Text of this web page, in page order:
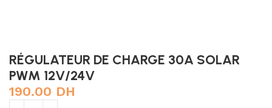
RÉGULATEUR DE CHARGE 30A SOLAR
PWM 12V/24V
190.00 DH